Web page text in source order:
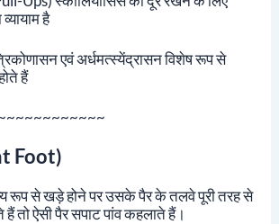
है
एवं अर्धमत्स्येंद्रासन विशेष रूप से
हैं
Foot)
रूप से खड़े होने पर उसके पैर के तलवे पूरी तरह से
तो ऐसी पैर सपाट पांव कहलाते हैं।